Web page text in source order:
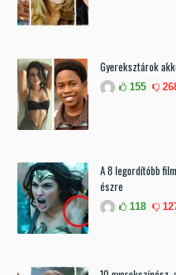
Gyereksztárok
155
A 8 legordítóbb
észre
118